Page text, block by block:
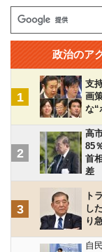
政治のア
1
支
画
な“
2
高
85
首
差
3
ト
し
り
自